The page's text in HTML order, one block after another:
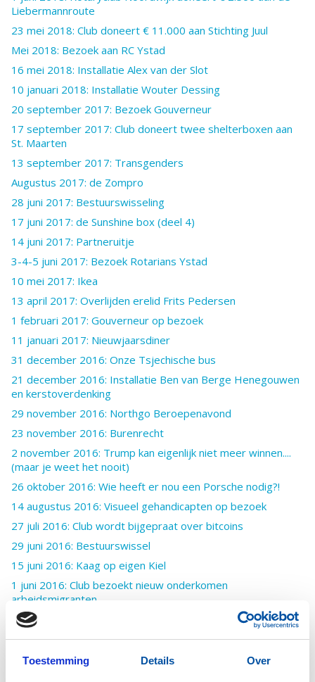
Toestemming Details Over
Liebermannroute
23 mei 2018: Club doneert € 11.000 aan Stichting Juul
Mei 2018: Bezoek aan RC Ystad
16 mei 2018: Installatie Alex van der Slot
10 januari 2018: Installatie Wouter Dessing
20 september 2017: Bezoek Gouverneur
17 september 2017: Club doneert twee shelterboxen aan
St. Maarten
13 september 2017: Transgenders
Augustus 2017: de Zompro
28 juni 2017: Bestuurswisseling
17 juni 2017: de Sunshine box (deel 4)
14 juni 2017: Partneruitje
3-4-5 juni 2017: Bezoek Rotarians Ystad
10 mei 2017: Ikea
13 april 2017: Overlijden erelid Frits Pedersen
1 februari 2017: Gouverneur op bezoek
11 januari 2017: Nieuwjaarsdiner
31 december 2016: Onze Tsjechische bus
21 december 2016: Installatie Ben van Berge Henegouwen
en kerstoverdenking
29 november 2016: Northgo Beroepenavond
23 november 2016: Burenrecht
2 november 2016: Trump kan eigenlijk niet meer winnen....
(maar je weet het nooit)
26 oktober 2016: Wie heeft er nou een Porsche nodig?!
14 augustus 2016: Visueel gehandicapten op bezoek
27 juli 2016: Club wordt bijgepraat over bitcoins
29 juni 2016: Bestuurswissel
15 juni 2016: Kaag op eigen Kiel
1 juni 2016: Club bezoekt nieuw onderkomen
arbeidsmigranten
24 april 2016: Club doneert aan Bontius Stichting LUMC
(Wijnpreuvenement)